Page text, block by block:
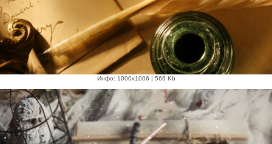
Инфо: 1000х1006 | 566 Kb